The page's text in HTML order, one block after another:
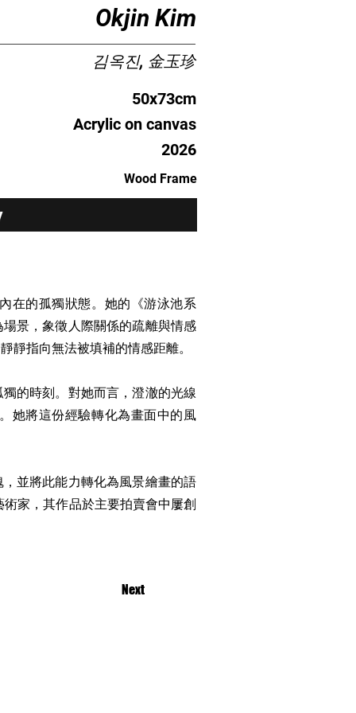
Okjin Kim
김옥진, 金玉珍
50x73cm
Acrylic on canvas
2026
Wood Frame
在的孤獨狀態。她的《游泳池系
景，象徵人際關係的疏離與情感
靜指向無法被填補的情感距離。
的時刻。對她而言，澄澈的光線
她將這份經驗轉化為畫面中的風
並將此能力轉化為風景繪畫的語
家，其作品於主要拍賣會中屢創
Next